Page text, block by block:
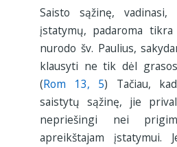
Saisto sąžinę, vadinasi,
įstatymų, padaroma
nurodo šv. Paulius,
klausyti ne tik dėl
(Rom 13, 5) Tačiau,
saistytų sąžinę, jie
nepriešingi nei
apreikštajam įstatymui.